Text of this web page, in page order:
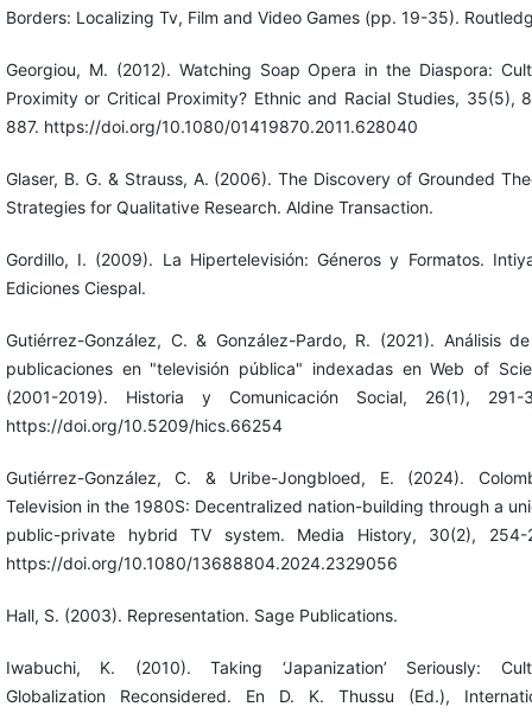
Borders: Localizing Tv, Film and Video Games (pp. 19-35).
Georgiou, M. (2012). Watching Soap Opera in the Diaspora:
Proximity or Critical Proximity? Ethnic and Racial Studies, 35(5),
887. https://doi.org/10.1080/01419870.2011.628040
Glaser, B. G. & Strauss, A. (2006). The Discovery of Grounded
Strategies for Qualitative Research. Aldine Transaction.
Gordillo, I. (2009). La Hipertelevisión: Géneros y Formatos.
Ediciones Ciespal.
Gutiérrez-González, C. & González-Pardo, R. (2021). Análisis
publicaciones en "televisión pública" indexadas en Web of
(2001-2019). Historia y Comunicación Social, 26(1), 291-
https://doi.org/10.5209/hics.66254
Gutiérrez-González, C. & Uribe-Jongbloed, E. (2024).
Television in the 1980S: Decentralized nation-building through a
public-private hybrid TV system. Media History, 30(2), 254-
https://doi.org/10.1080/13688804.2024.2329056
Hall, S. (2003). Representation. Sage Publications.
Iwabuchi, K. (2010). Taking ‘Japanization’ Seriously:
Globalization Reconsidered. En D. K. Thussu (Ed.),